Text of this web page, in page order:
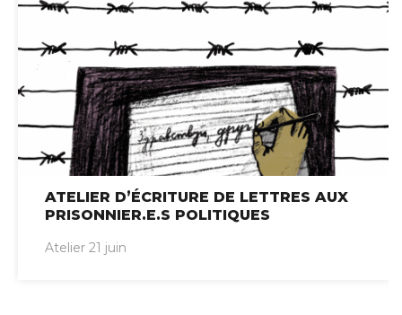
ATELIER D’ÉCRITURE DE LETTRES AUX
PRISONNIER.E.S POLITIQUES
Atelier 21 juin